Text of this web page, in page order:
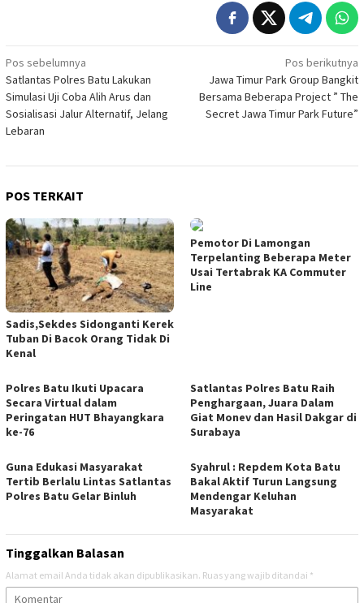
Navigasi
pos
Pos sebelumnya
Satlantas Polres Batu Lakukan
Simulasi Uji Coba Alih Arus dan
Sosialisasi Jalur Alternatif, Jelang
Lebaran
Pos berikutnya
Jawa Timur Park Group Bangkit
Bersama Beberapa Project ” The
Secret Jawa Timur Park Future”
POS TERKAIT
Sadis,Sekdes Sidonganti Kerek
Tuban Di Bacok Orang Tidak Di
Kenal
Pemotor Di Lamongan
Terpelanting Beberapa Meter
Usai Tertabrak KA Commuter
Line
Polres Batu Ikuti Upacara
Secara Virtual dalam
Peringatan HUT Bhayangkara
ke-76
Satlantas Polres Batu Raih
Penghargaan, Juara Dalam
Giat Monev dan Hasil Dakgar di
Surabaya
Guna Edukasi Masyarakat
Tertib Berlalu Lintas Satlantas
Polres Batu Gelar Binluh
Syahrul : Repdem Kota Batu
Bakal Aktif Turun Langsung
Mendengar Keluhan
Masyarakat
Tinggalkan Balasan
Alamat email Anda tidak akan dipublikasikan. Ruas yang wajib ditandai *